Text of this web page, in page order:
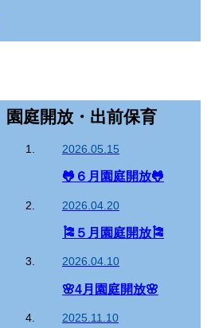
園庭開放・出前保育
2026.05.15
🐸６月園庭開放🐸
2026.04.20
🎏５月園庭開放🎏
2026.04.10
🌸4月園庭開放🌸
2025.11.10